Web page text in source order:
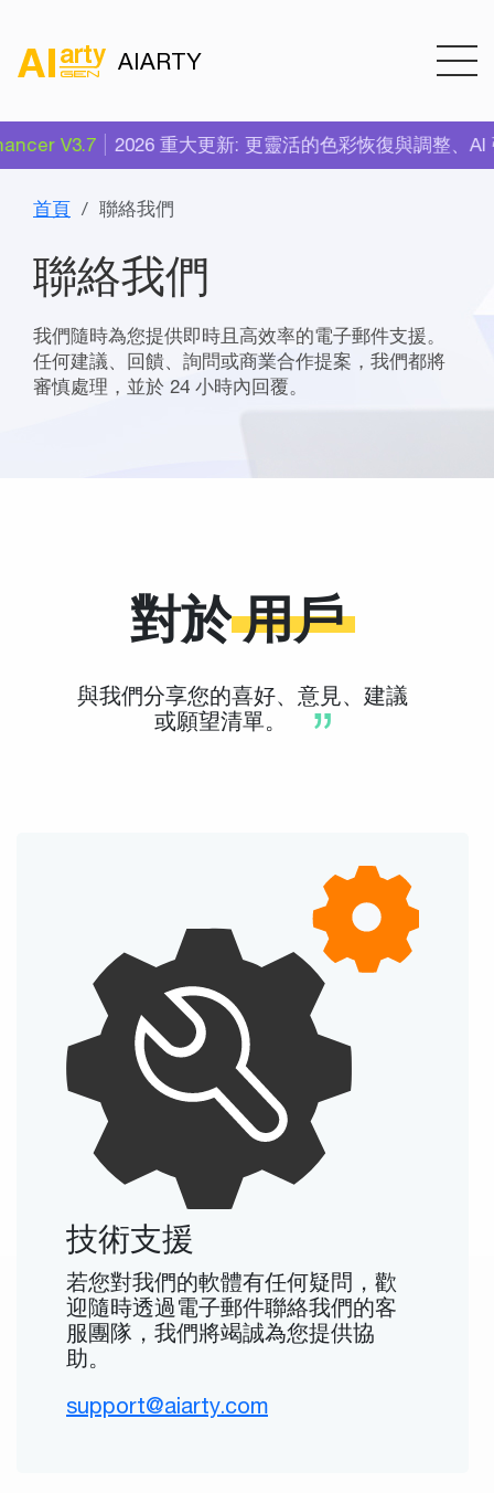
AIARTY
V3.7 2026 重大更新: 更靈活的色彩恢復與調整、AI
首頁 聯絡我們
聯絡我們
我們隨時為您提供即時且高效率的電子郵件支援。
任何建議、回饋、詢問或商業合作提案，我們都將
審慎處理，並於 24 小時內回覆。
對於用戶
與我們分享您的喜好、意見、建議
或願望清單。
技術支援
若您對我們的軟體有任何疑問，歡
迎隨時透過電子郵件聯絡我們的客
服團隊，我們將竭誠為您提供協
助。
support@aiarty.com